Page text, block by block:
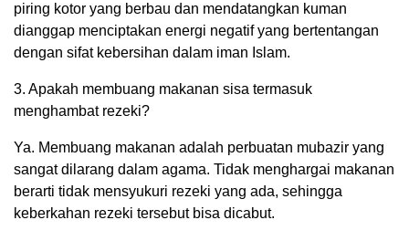
piring kotor yang berbau dan mendatangkan kuman
dianggap menciptakan energi negatif yang bertentangan
dengan sifat kebersihan dalam iman Islam.
3. Apakah membuang makanan sisa termasuk
menghambat rezeki?
Ya. Membuang makanan adalah perbuatan mubazir yang
sangat dilarang dalam agama. Tidak menghargai makanan
berarti tidak mensyukuri rezeki yang ada, sehingga
keberkahan rezeki tersebut bisa dicabut.